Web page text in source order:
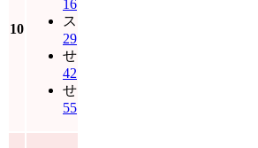
10
16
ス
29
せ
42
せ
55